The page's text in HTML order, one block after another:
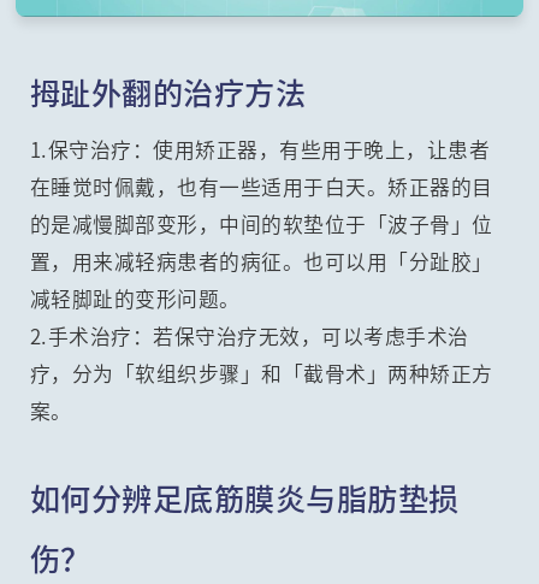
拇趾外翻的治疗方法
1.保守治疗：使用矫正器，有些用于晚上，让患者
在睡觉时佩戴，也有一些适用于白天。矫正器的目
的是减慢脚部变形，中间的软垫位于「波子骨」位
置，用来减轻病患者的病征。也可以用「分趾胶」
减轻脚趾的变形问题。
2.手术治疗：若保守治疗无效，可以考虑手术治
疗，分为「软组织步骤」和「截骨术」两种矫正方
案。
如何分辨足底筋膜炎与脂肪垫损
伤？